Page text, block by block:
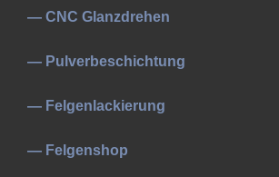
— CNC Glanzdrehen
— Pulverbeschichtung
— Felgenlackierung
— Felgenshop